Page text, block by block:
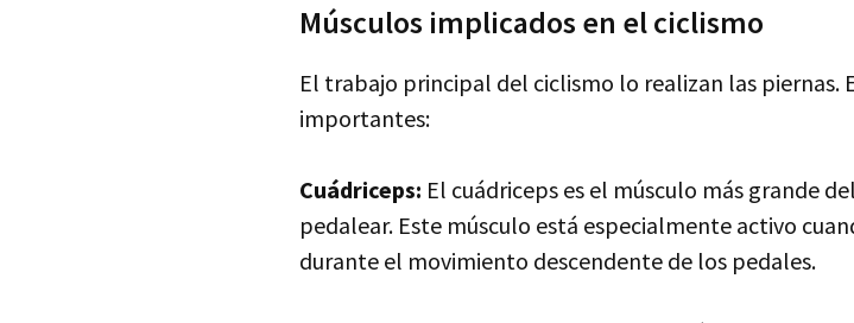
Músculos implicados en el ciclismo
El trabajo principal del ciclismo lo realizan las piernas.
importantes:
Cuádriceps: El cuádriceps es el músculo más grande
pedalear. Este músculo está especialmente activo
durante el movimiento descendente de los pedales.